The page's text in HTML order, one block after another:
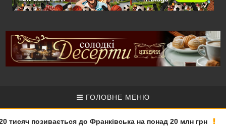
ГОЛОВНЕ МЕНЮ
позивається до Франківська на понад 20 млн грн